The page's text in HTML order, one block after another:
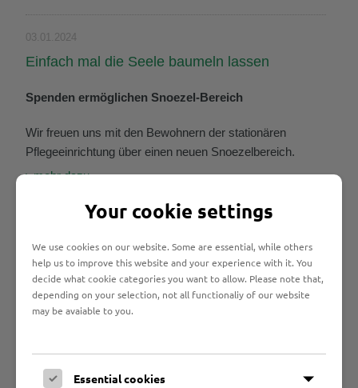
03.01.2024
Einfach mal die Seele baumeln lassen
Spenden ermöglichen Snoezel-Bereich
Wir freuen uns mit den Bewohnern der stationären
Pflegeeinrichtung über einen neuen Snoezelbereich.
mehr dazu
Marli erhält großzügige Spende von Maler
Lehmkuhl
Die Marli GmbH freut sich auch in diesem Jahr wieder
Menschen mit Behinderung.
Your cookie settings
We use cookies on our website. Some are essential, while others
help us to improve this website and your experience with it. You
decide what cookie categories you want to allow. Please note that,
depending on your selection, not all functionaliy of our website
may be avaiable to you.
Essential cookies